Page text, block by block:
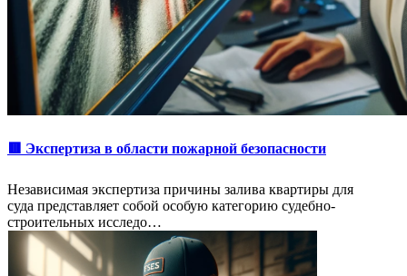
🟥 Экспертиза в области пожарной безопасности
Независимая экспертиза причины залива квартиры для
суда представляет собой особую категорию судебно-
строительных исследо…